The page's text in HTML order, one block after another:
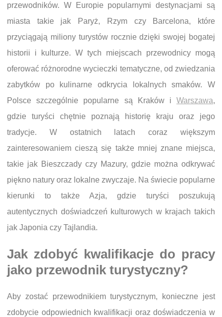
przewodników. W Europie popularnymi destynacjami są
miasta takie jak Paryż, Rzym czy Barcelona, które
przyciągają miliony turystów rocznie dzięki swojej bogatej
historii i kulturze. W tych miejscach przewodnicy mogą
oferować różnorodne wycieczki tematyczne, od zwiedzania
zabytków po kulinarne odkrycia lokalnych smaków. W
Polsce szczególnie popularne są Kraków i Warszawa,
gdzie turyści chętnie poznają historię kraju oraz jego
tradycje. W ostatnich latach coraz większym
zainteresowaniem cieszą się także mniej znane miejsca,
takie jak Bieszczady czy Mazury, gdzie można odkrywać
piękno natury oraz lokalne zwyczaje. Na świecie popularne
kierunki to także Azja, gdzie turyści poszukują
autentycznych doświadczeń kulturowych w krajach takich
jak Japonia czy Tajlandia.
Jak zdobyć kwalifikacje do pracy
jako przewodnik turystyczny?
Aby zostać przewodnikiem turystycznym, konieczne jest
zdobycie odpowiednich kwalifikacji oraz doświadczenia w